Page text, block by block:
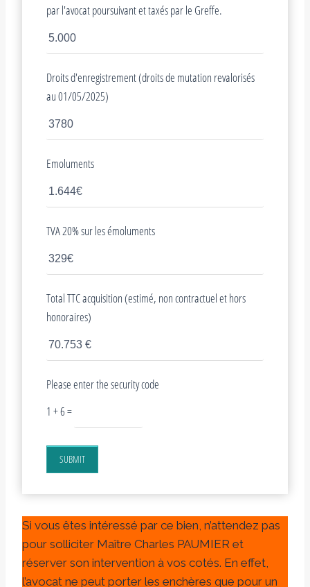
par l'avocat poursuivant et taxés par le Greffe.
Droits d'enregistrement (droits de mutation revalorisés
au 01/05/2025)
Emoluments
TVA 20% sur les émoluments
Total TTC acquisition (estimé, non contractuel et hors
honoraires)
Please enter the security code
1 + 6 =
SUBMIT
Si vous êtes intéressé par ce bien, n’attendez pas
pour solliciter Maître Charles PAUMIER et
réserver son intervention à vos cotés. En effet,
l’avocat ne peut porter les enchères que pour un